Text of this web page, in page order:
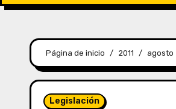
Página de inicio 2011 agosto
Legislación